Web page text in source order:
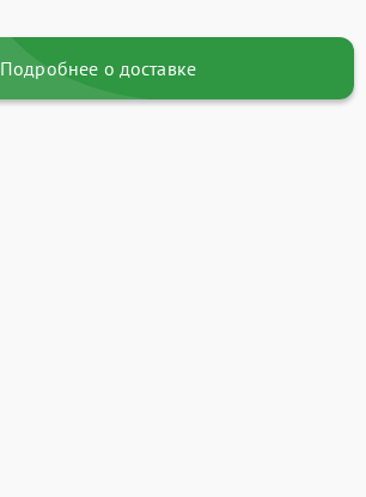
Подробнее о доставке